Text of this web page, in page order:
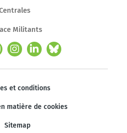
Militants
et conditions
matière de cookies
Sitemap